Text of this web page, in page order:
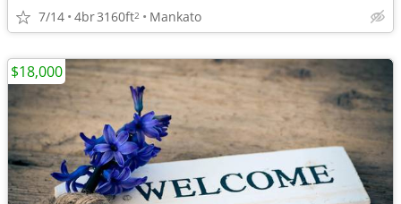
7/14 4br3160ft2 Mankato
$18,000